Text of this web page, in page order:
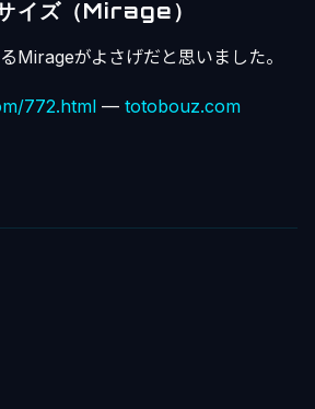
イズ（Mirage）
Mirageがよさげだと思いました。
772.html — totobouz.com